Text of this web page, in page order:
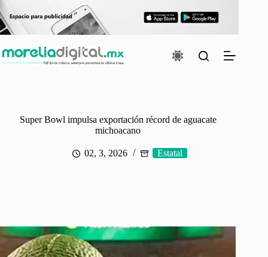
al
contenido
Super Bowl impulsa exportación récord de aguacate
michoacano
02, 3, 2026 Estatal